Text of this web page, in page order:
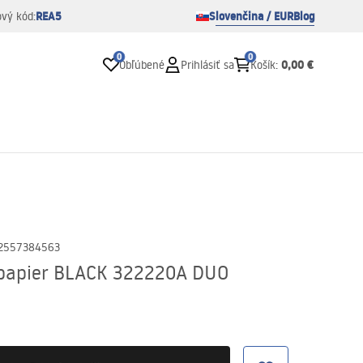
kód:REA5 Slovenčina / EURBlog
0
Obľúbené Prihlásiť sa
0
Košík: 0,00 €
BLACK 322220A DUO